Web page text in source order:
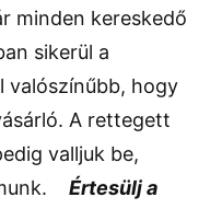
minden kereskedő
sikerül a
valószínűbb, hogy
A rettegett
valljuk be,
Értesülj a